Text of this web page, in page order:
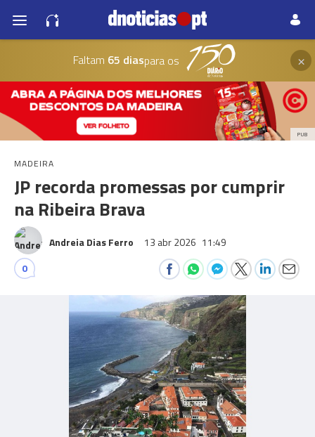
Faltam 65 diaspara os ×
PUB
MADEIRA
JP recorda promessas por cumprir
na Ribeira Brava
Andreia Dias Ferro 13 abr 2026 11:49
0